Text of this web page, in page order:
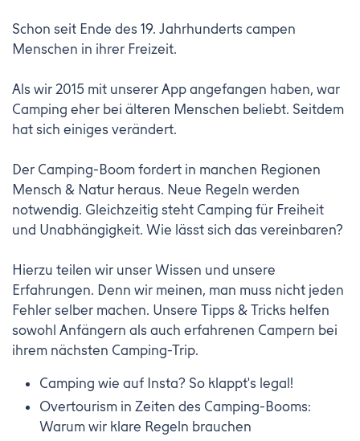
Schon seit Ende des 19. Jahrhunderts campen
Menschen in ihrer Freizeit.
Als wir 2015 mit unserer App angefangen haben, war
Camping eher bei älteren Menschen beliebt. Seitdem
hat sich einiges verändert.
Der Camping-Boom fordert in manchen Regionen
Mensch & Natur heraus. Neue Regeln werden
notwendig. Gleichzeitig steht Camping für Freiheit
und Unabhängigkeit. Wie lässt sich das vereinbaren?
Hierzu teilen wir unser Wissen und unsere
Erfahrungen. Denn wir meinen, man muss nicht jeden
Fehler selber machen. Unsere Tipps & Tricks helfen
sowohl Anfängern als auch erfahrenen Campern bei
ihrem nächsten Camping-Trip.
Camping wie auf Insta? So klappt's legal!
Overtourism in Zeiten des Camping-Booms:
Warum wir klare Regeln brauchen